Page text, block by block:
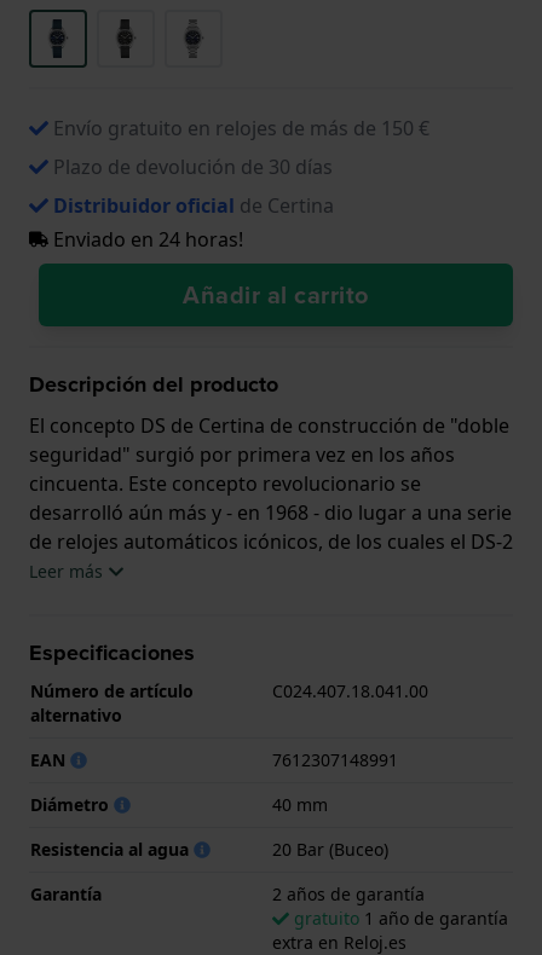
Envío gratuito en relojes de más de 150 €
Plazo de devolución de 30 días
Distribuidor oficial de Certina
Enviado en 24 horas!
Añadir al carrito
Descripción del producto
El concepto DS de Certina de construcción de "doble
seguridad" surgió por primera vez en los años
cincuenta. Este concepto revolucionario se
desarrolló aún más y - en 1968 - dio lugar a una serie
de relojes automáticos icónicos, de los cuales el DS-2
Powermatic es el descendiente directo. Está
retro del reloj se ve reforzada por su caja en forma
de "tortuga" y detalles sutiles, pero refinados, como
la ventana de fecha, que ofrece una funcionalidad
refinado. El DS-2 Powermatic es, por supuesto,
resistente al agua 20 ATM, lo que lo convierte en el
o más formal.
Leer más
Especificaciones
Número de artículo
alternativo
C024.407.18.041.00
EAN
7612307148991
Diámetro
40 mm
Resistencia al agua
20 Bar (Buceo)
Garantía
2 años de garantía
gratuito 1 año de garantía
extra en Reloj.es